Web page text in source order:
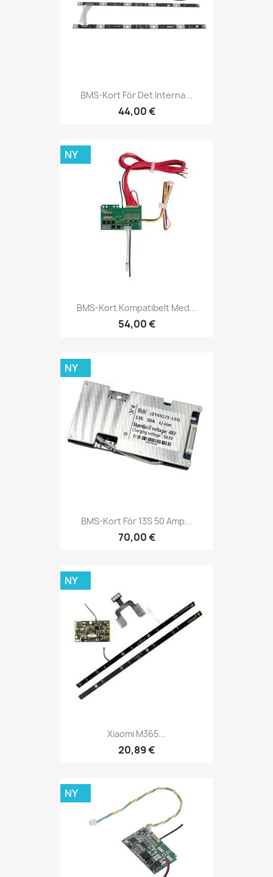
BMS-Kort För Det Interna...
44,00 €
BMS-Kort Kompatibelt Med...
54,00 €
NY
BMS-Kort För 13S 50 Amp...
70,00 €
NY
Xiaomi M365...
20,89 €
NY
NY